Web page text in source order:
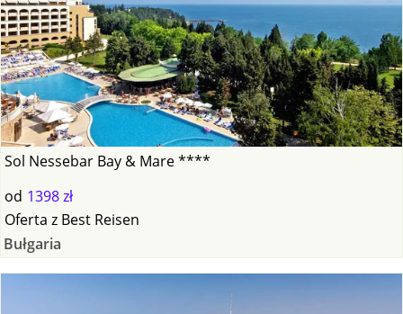
Sol Nessebar Bay & Mare ****
od 1398 zł
Oferta z Best Reisen
Bułgaria